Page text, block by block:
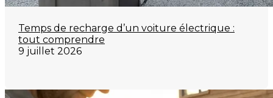
Temps de recharge d’un voiture électrique :
tout comprendre
9 juillet 2026